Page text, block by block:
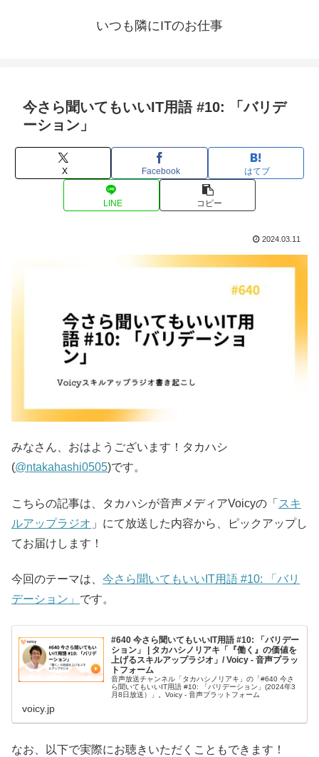
いつも隣にITのお仕事
今さら聞いてもいいIT用語 #10: 「バリデ
ーション」
X Facebook はてブ
LINE コピー
2024.03.11
みなさん、おはようございます！タカハシ
(@ntakahashi0505)です。
こちらの記事は、タカハシが音声メディアVoicyの「 スキ
ルアップラジオ 」にて放送した内容から、ピックアップし
てお届けします！
今回のテーマは、 今さら聞いてもいいIT用語 #10: 「バリ
デーション」 です。
#640 今さら聞いてもいいIT用語 #10: 「バリデー
ション」 | タカハシノリアキ「『働く』の価値を
上げるスキルアップラジオ」/ Voicy - 音声プラッ
トフォーム
音声放送チャンネル「タカハシノリアキ」の「#640 今さ
ら聞いてもいいIT用語 #10: 「バリデーション」(2024年3
月8日放送）」。Voicy - 音声プラットフォーム
voicy.jp
なお、以下で実際にお聴きいただくこともできます！